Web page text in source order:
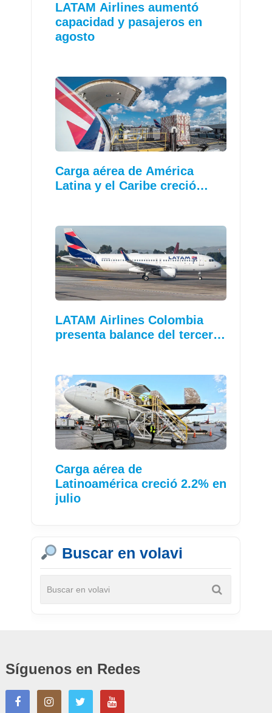
LATAM Airlines aumentó
capacidad y pasajeros en
agosto
Carga aérea de América
Latina y el Caribe creció…
LATAM Airlines Colombia
presenta balance del tercer…
Carga aérea de
Latinoamérica creció 2.2% en
julio
Buscar en volavi
Síguenos en Redes